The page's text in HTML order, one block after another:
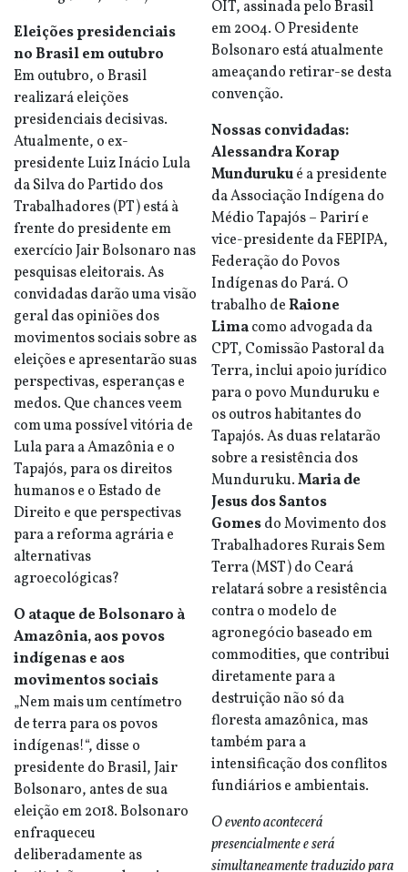
Eleições presidenciais
no Brasil em outubro
Em outubro, o Brasil
realizará eleições
presidenciais decisivas.
Atualmente, o ex-
presidente Luiz Inácio Lula
da Silva do Partido dos
Trabalhadores (PT) está à
frente do presidente em
exercício Jair Bolsonaro nas
pesquisas eleitorais. As
convidadas darão uma visão
geral das opiniões dos
movimentos sociais sobre as
eleições e apresentarão suas
perspectivas, esperanças e
medos. Que chances veem
com uma possível vitória de
Lula para a Amazônia e o
Tapajós, para os direitos
humanos e o Estado de
Direito e que perspectivas
para a reforma agrária e
alternativas
agroecológicas?
O ataque de Bolsonaro à
Amazônia, aos povos
indígenas e aos
movimentos sociais
„Nem mais um centímetro
de terra para os povos
indígenas!“, disse o
presidente do Brasil, Jair
Bolsonaro, antes de sua
eleição em 2018. Bolsonaro
enfraqueceu
deliberadamente as
OIT, assinada pelo Brasil
em 2004. O Presidente
Bolsonaro está atualmente
ameaçando retirar-se desta
convenção.
Nossas convidadas:
Alessandra Korap
Mundurukué a presidente
da Associação Indígena do
Médio Tapajós – Parirí e
vice-presidente da FEPIPA,
Federação do Povos
Indígenas do Pará. O
trabalho deRaione
Limacomo advogada da
CPT, Comissão Pastoral da
Terra, inclui apoio jurídico
para o povo Munduruku e
os outros habitantes do
Tapajós. As duas relatarão
sobre a resistência dos
Munduruku.Maria de
Jesus dos Santos
Gomesdo Movimento dos
Trabalhadores Rurais Sem
Terra (MST) do Ceará
relatará sobre a resistência
contra o modelo de
agronegócio baseado em
commodities, que contribui
diretamente para a
destruição não só da
floresta amazônica, mas
também para a
intensificação dos conflitos
fundiários e ambientais.
O evento acontecerá
presencialmente e será
simultaneamente traduzido para